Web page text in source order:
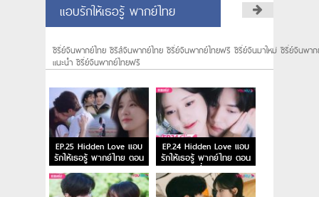
แอบรักให้เธอรู้ พากย์ไทย
ซีรี่ย์จีนพากย์ไทย ซีรีส์จีนพากย์ไทย ซีรี่ย์จีนพากย์ไทยฟรี ซีรี่ย์จีนมาใหม่ ซีรี่ย์จีนพา
แนะนํา ซีรี่ย์จีนพากย์ไทยฟรี
EP.25 Hidden Love แอบ
รักให้เธอรู้ พากย์ไทย ตอน
จบ
EP.24 Hidden Love แอบ
รักให้เธอรู้ พากย์ไทย ตอน
ที่ 24